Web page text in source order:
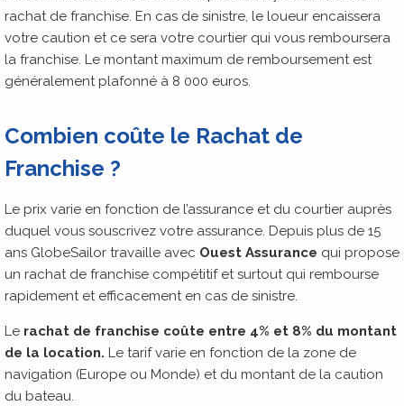
rachat de franchise. En cas de sinistre, le loueur encaissera
votre caution et ce sera votre courtier qui vous remboursera
la franchise. Le montant maximum de remboursement est
généralement plafonné à 8 000 euros.
Combien coûte le Rachat de
Franchise ?
Le prix varie en fonction de l’assurance et du courtier auprès
duquel vous souscrivez votre assurance. Depuis plus de 15
ans GlobeSailor travaille avec Ouest Assurance qui propose
un rachat de franchise compétitif et surtout qui rembourse
rapidement et efficacement en cas de sinistre.
Le rachat de franchise coûte entre 4% et 8% du montant
de la location. Le tarif varie en fonction de la zone de
navigation (Europe ou Monde) et du montant de la caution
du bateau.